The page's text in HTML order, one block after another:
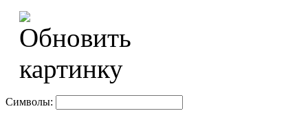
Символы: